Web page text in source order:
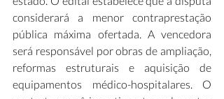
considerará a menor contraprestação
pública máxima ofertada. A vencedora
será responsável por obras de ampliação,
reformas estruturais e aquisição de
equipamentos médico-hospitalares. O